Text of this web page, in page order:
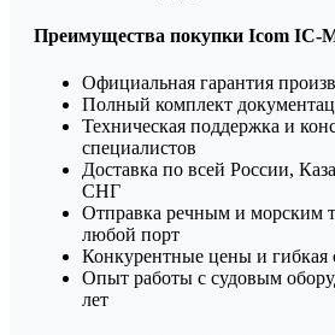
Преимущества покупки Icom IC-
Официальная гарантия
Полный комплект
Техническая поддержка и
специалистов
Доставка по всей России,
СНГ
Отправка речным и морским
любой порт
Конкурентные цены и гибкая
Опыт работы с судовым
лет